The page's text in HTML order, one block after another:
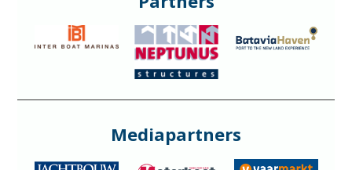
Mediapartners